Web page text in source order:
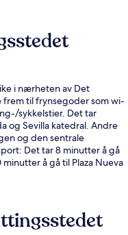
i nærheten av Det
frem til frynsegoder som wi-
sykkelstier. Det tar
og Sevilla katedral. Andre
og den sentrale
Det tar 8 minutter å gå
å gå til Plaza Nueva